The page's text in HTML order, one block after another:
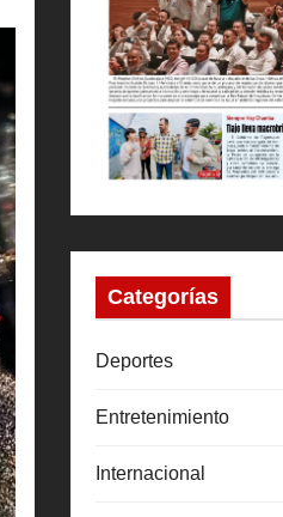
Categorías
Deportes
Entretenimiento
Internacional